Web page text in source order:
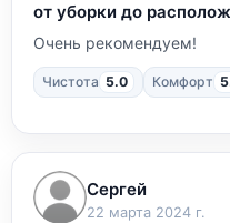
от уборки до
Очень рекомендуем!
Чистота 5.0 Комфорт
Сергей
22 марта 2024 г.